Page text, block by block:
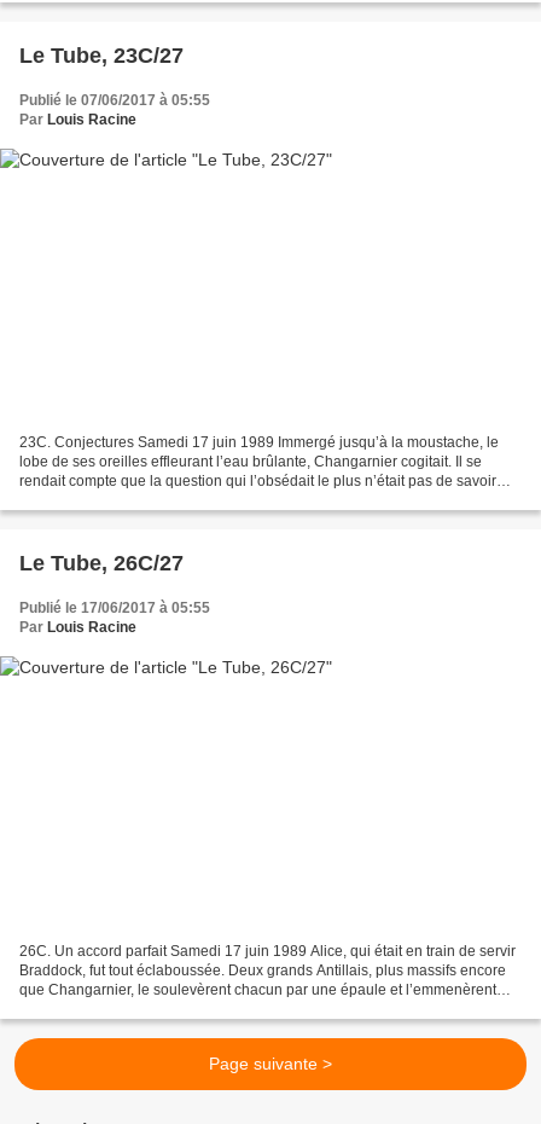
Le Tube, 23C/27
Publié le 07/06/2017 à 05:55
Par Louis Racine
23C. Conjectures Samedi 17 juin 1989 Immergé jusqu’à la moustache, le
lobe de ses oreilles effleurant l’eau brûlante, Changarnier cogitait. Il se
rendait compte que la question qui l’obsédait le plus n’était pas de savoir
Le Tube, 26C/27
Publié le 17/06/2017 à 05:55
Par Louis Racine
26C. Un accord parfait Samedi 17 juin 1989 Alice, qui était en train de servir
Braddock, fut tout éclaboussée. Deux grands Antillais, plus massifs encore
que Changarnier, le soulevèrent chacun par une épaule et l’emmenèrent
Page suivante >